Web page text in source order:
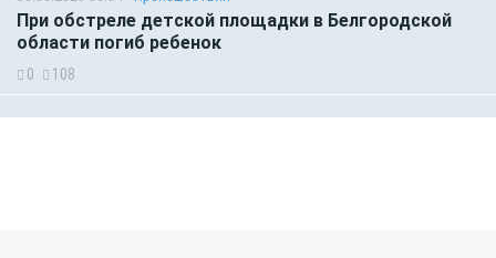
При обстреле детской площадки в Белгородской
области погиб ребенок
0 108